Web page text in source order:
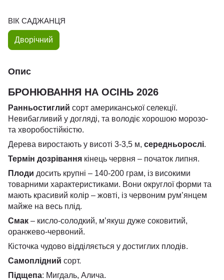
ВІК САДЖАНЦЯ
Дворічний
Опис
БРОНЮВАННЯ НА ОСІНЬ 2026
Ранньостиглий сорт американської селекції.
Невибагливий у догляді, та володіє хорошою морозо-
та хворобостійкістю.
Дерева виростають у висоті 3-3,5 м, середньорослі.
Термін дозрівання кінець червня – початок липня.
Плоди досить крупні – 140-200 грам, із високими
товарними характеристиками. Вони округлої форми та
мають красивий колір – жовті, із червоним рум’янцем
майже на весь плід.
Смак – кисло-солодкий, м’якуш дуже соковитий,
оранжево-червоний.
Кісточка чудово відділяється у достиглих плодів.
Самоплідний сорт.
Підщепа: Мигдаль, Алича.